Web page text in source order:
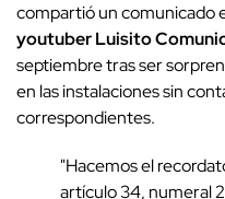
compartió un comunicado
youtuberLuisito
septiembre tras ser
en las instalaciones sin
correspondientes.
"Hacemos el
artículo 34, numeral